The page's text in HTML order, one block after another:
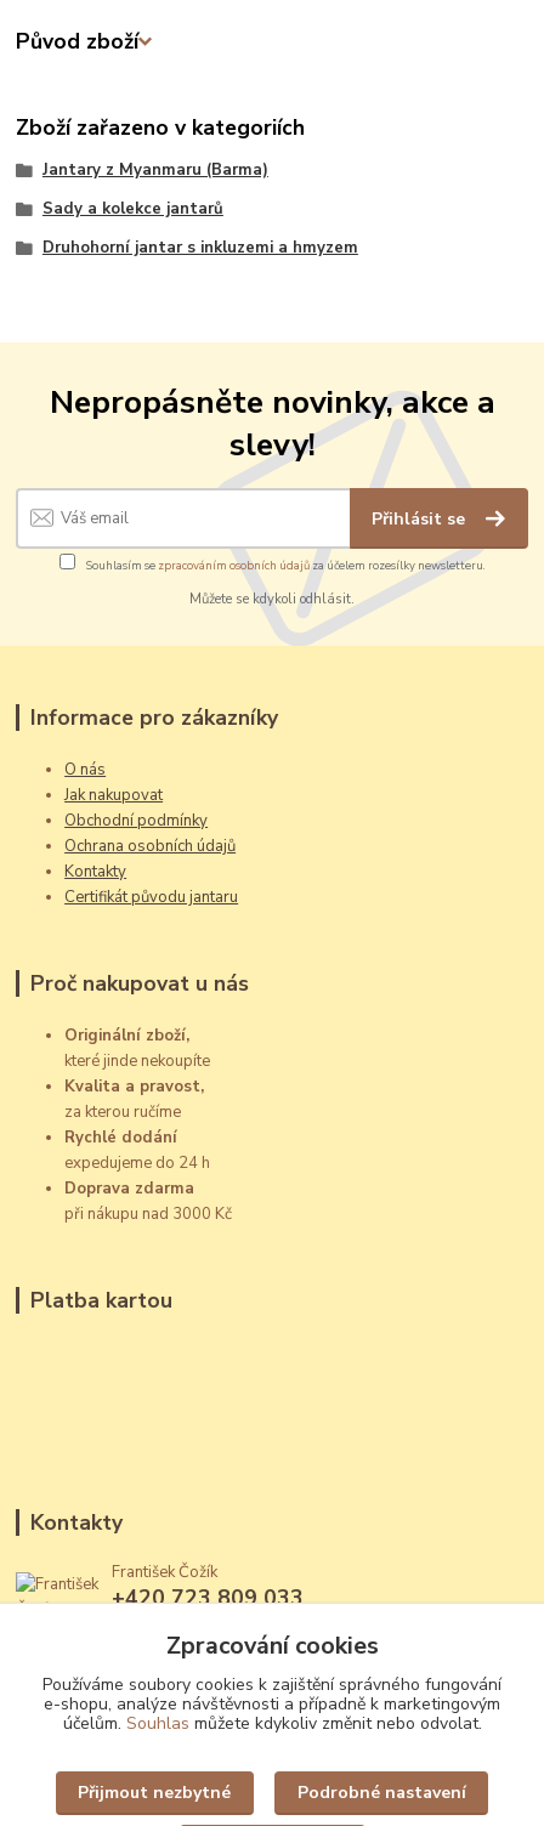
Původ zboží
Zboží zařazeno v kategoriích
Jantary z Myanmaru (Barma)
Sady a kolekce jantarů
Druhohorní jantar s inkluzemi a hmyzem
Nepropásněte novinky, akce a
slevy!
Přihlásit se
Souhlasím se zpracováním osobních údajůza účelem rozesílky newsletteru.
Můžete se kdykoli odhlásit.
Informace pro zákazníky
O nás
Jak nakupovat
Obchodní podmínky
Ochrana osobních údajů
Kontakty
Certifikát původu jantaru
Proč nakupovat u nás
Originální zboží,
které jinde nekoupíte
Kvalita a pravost,
za kterou ručíme
Rychlé dodání
expedujeme do 24 h
Doprava zdarma
při nákupu nad 3000 Kč
Platba kartou
Kontakty
František Čožík
+420 723 809 033
Zpracování cookies
Používáme soubory cookies k zajištění správného fungování
e-shopu, analýze návštěvnosti a případně k marketingovým
účelům. Souhlas můžete kdykoliv změnit nebo odvolat.
Přijmout nezbytné Podrobné nastavení